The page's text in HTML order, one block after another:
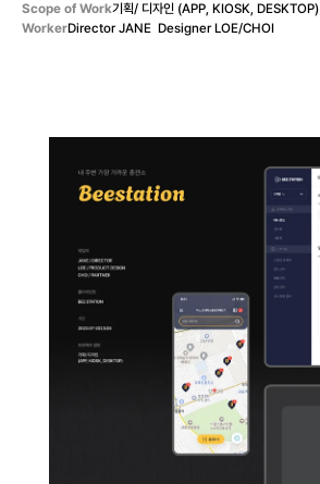
Scope of Work기획/ 디자인 (APP, KIOSK, DESKTOP)
WorkerDirector JANE  Designer LOE/CHOI